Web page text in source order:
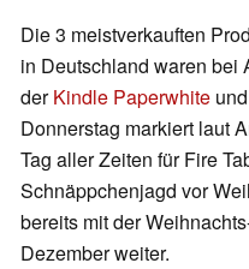
Die 3 meistverkauften
in Deutschland waren bei
derKindle Paperwhite
Donnerstag markiert laut
Tag aller Zeiten für Fire
Schnäppchenjagd vor
bereits mit der
Dezember weiter.